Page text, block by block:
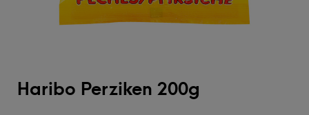
Haribo Perziken 200g